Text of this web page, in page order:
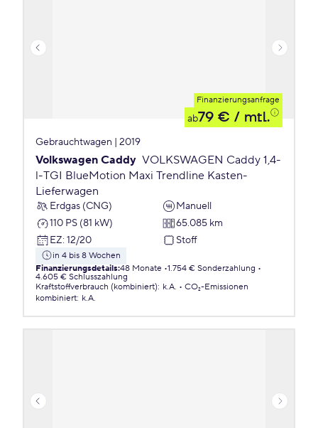
Finanzierungsanfrage
ab79 € / mtl.
Gebrauchtwagen | 2019
Volkswagen Caddy VOLKSWAGEN Caddy 1,4-
l-TGI BlueMotion Maxi Trendline Kasten-
Lieferwagen
Erdgas (CNG)
Manuell
110 PS (81 kW)
65.085 km
EZ: 12/20 Stoff
in 4 bis 8 Wochen
Finanzierungsdetails:48 Monate 1.754 € Sonderzahlung
4.605 € Schlusszahlung
Kraftstoffverbrauch (kombiniert): k.A.
CO₂-Emissionen
kombiniert: k.A.